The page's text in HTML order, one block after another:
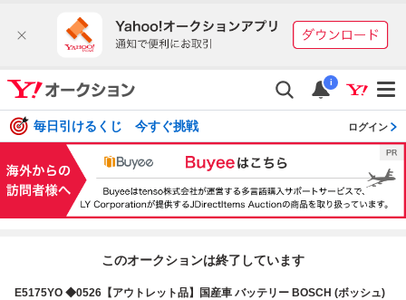
i
毎日引けるくじ 今すぐ挑戦 ログイン
このオークションは終了しています
E5175YO ◆0526【アウトレット品】国産車 バッテリー BOSCH (ボッシュ)